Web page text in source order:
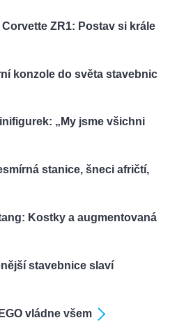
ZR1: Postav si krále
konzole do světa stavebnic
„My jsme všichni
stanice, šneci afričtí,
Kostky a augmentovaná
stavebnice slaví
vládne všem